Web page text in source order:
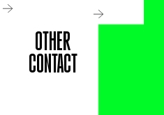
OTHER
CONTACT